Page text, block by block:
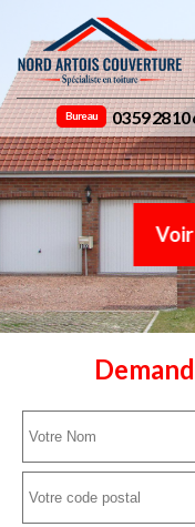
Bureau 03 59 28 10